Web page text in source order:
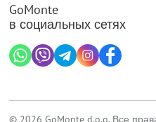
GoMonte
в социальных сетях
© 2026 GoMonte d.o.o. Все